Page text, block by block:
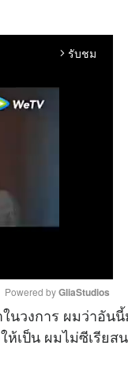
arrow_forward_ios รับชม
M
Powered by GliaStudios
ในวงการ ผมว่าอัน
เป็น ผมไม่ซีเรียส